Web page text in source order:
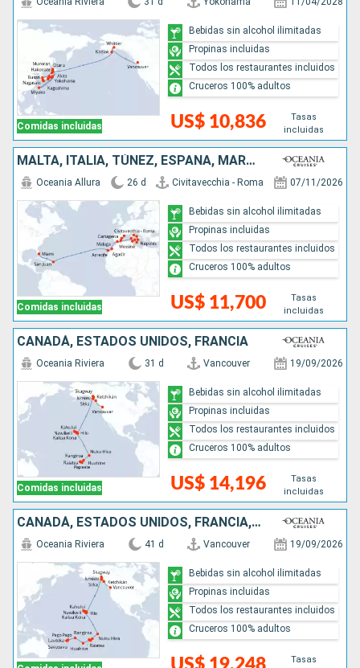
Comidas incluidas US$ 10,836
Tasas
incluidas
Bebidas sin alcohol ilimitadas
Propinas incluidas
Todos los restaurantes incluidos
Cruceros 100% adultos
MALTA, ITALIA, TÚNEZ, ESPAÑA, MARRUECOS, PUERTO RICO, ESTADOS UNIDOS
Comidas incluidas
Oceania Allura 26 d Civitavecchia - Roma 07/11/2026
US$ 11,700
Tasas
incluidas
Bebidas sin alcohol ilimitadas
Propinas incluidas
Todos los restaurantes incluidos
Cruceros 100% adultos
CANADÁ, ESTADOS UNIDOS, FRANCIA
Comidas incluidas
Oceania Riviera 31 d Vancouver 19/09/2026
US$ 14,196
Tasas
incluidas
Bebidas sin alcohol ilimitadas
Propinas incluidas
Todos los restaurantes incluidos
Cruceros 100% adultos
CANADÁ, ESTADOS UNIDOS, FRANCIA, ILES COOK, FIDJI (ISLAS)
Oceania Riviera 41 d Vancouver 19/09/2026
Tasas
Bebidas sin alcohol ilimitadas
Propinas incluidas
Todos los restaurantes incluidos
Cruceros 100% adultos